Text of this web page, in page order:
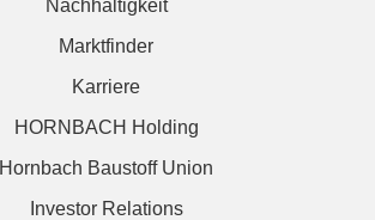
Nachhaltigkeit
Marktfinder
Karriere
HORNBACH Holding
Hornbach Baustoff Union
Investor Relations